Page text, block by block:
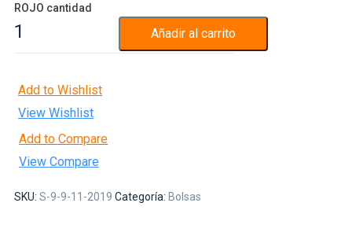
ROJO cantidad
Añadir al carrito
Add to Wishlist
View Wishlist
Add to Compare
View Compare
SKU: S-9-9-11-2019 Categoría: Bolsas